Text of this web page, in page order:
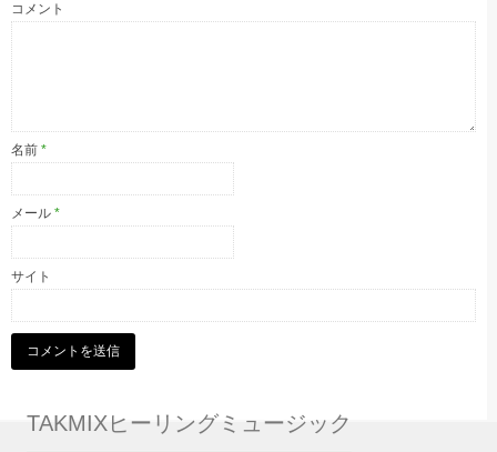
コメント
名前 *
メール *
サイト
TAKMIXヒーリングミュージック